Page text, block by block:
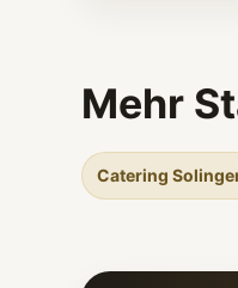
Mehr
Catering